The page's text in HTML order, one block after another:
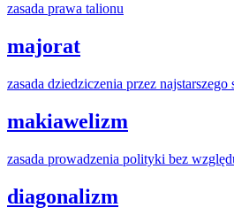
zasada prawa talionu
majorat
zasada dziedziczenia przez najstarszego
makiawelizm
zasada prowadzenia polityki bez
diagonalizm